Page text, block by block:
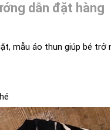
dẫn đặt hàng
mẫu áo thun giúp bé trở